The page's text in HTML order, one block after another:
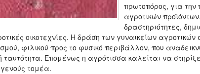
πρωτοπόρος, για την
αγροτικών
δραστηριότητες,
οικοτεχνίες. Η δράση των γυναικείων
φιλικού προς το φυσικό περιβάλλον, που
ταυτότητα. Επομένως η αγρότισσα καλείται να
τομέα.